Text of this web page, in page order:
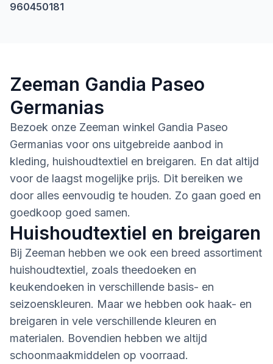
960450181
Zeeman Gandia Paseo
Germanias
Bezoek onze Zeeman winkel Gandia Paseo
Germanias voor ons uitgebreide aanbod in
kleding, huishoudtextiel en breigaren. En dat altijd
voor de laagst mogelijke prijs. Dit bereiken we
door alles eenvoudig te houden. Zo gaan goed en
goedkoop goed samen.
Huishoudtextiel en breigaren
Bij Zeeman hebben we ook een breed assortiment
huishoudtextiel, zoals theedoeken en
keukendoeken in verschillende basis- en
seizoenskleuren. Maar we hebben ook haak- en
breigaren in vele verschillende kleuren en
materialen. Bovendien hebben we altijd
schoonmaakmiddelen op voorraad.